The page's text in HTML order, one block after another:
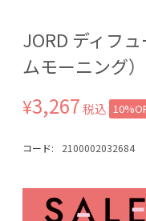
JORD ディフ
ムモーニング）
¥3,267税込
コード: 2100002032684